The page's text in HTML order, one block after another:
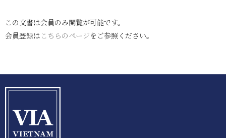
この文書は会員のみ閲覧が可能です。
会員登録は こちらのページをご参照ください。